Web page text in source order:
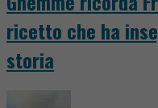
ricetto che ha
storia